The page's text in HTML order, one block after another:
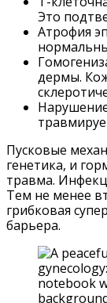
Это
Атрофия
дермы.
Пусковые
генетика, и
травма.
Тем не менее
грибковая
барьера.